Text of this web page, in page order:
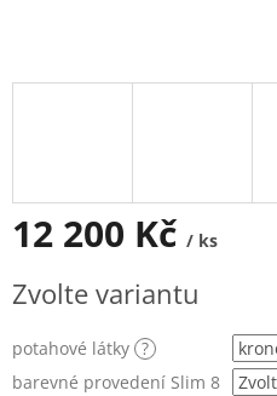
12 200 Kč / ks
cena:
Zvolte variantu
potahové látky ?
barevné provedení Slim 8